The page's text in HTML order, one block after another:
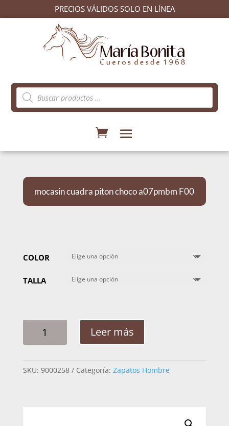
PRECIOS VÁLIDOS SOLO EN LÍNEA
Búsqueda
de
productos
mocasin cuadra piton choco a07pmbm F00
COLOR
TALLA
CUADRA
A07PMBM
Leer más
SKU: 9000258 Categoría: Zapatos Hombre